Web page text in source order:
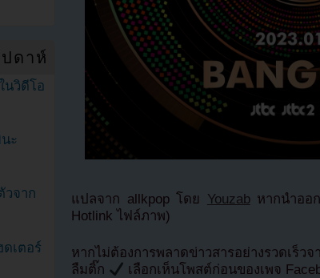
แปลจาก allkpop โดย Youzabหากนำออ
Hotlink ไฟล์ภาพ)
หากไม่ต้องการพลาดข่าวสารอย่างรวดเร็
ลืมติ๊ก
เลือกเห็นโพสต์ก่อนของเพจ
ดาห์
นวิดีโอ
ะ
วจาก
เตอร์